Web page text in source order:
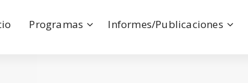
Programas Informes/Publicaciones